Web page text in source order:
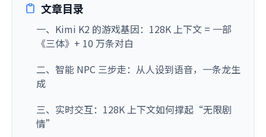
文章目录
一、Kimi K2 的游戏基因：128K 上下文 = 一部
《三体》+ 10 万条对白
二、智能 NPC 三步走：从人设到语音，一条龙生
成
三、实时交互：128K 上下文如何撑起“无限剧
情”